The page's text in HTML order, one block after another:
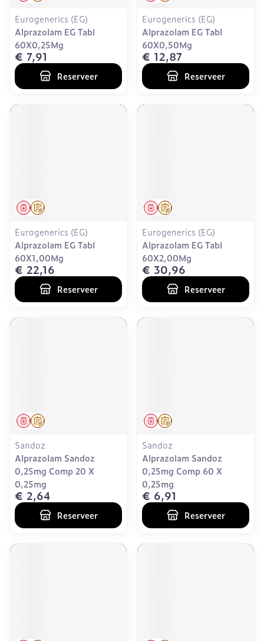
Eurogenerics (EG)
Alprazolam EG Tabl
60X0,25Mg
€ 7,91
Reserveer
Eurogenerics (EG)
Alprazolam EG Tabl
60X0,50Mg
€ 12,87
Reserveer
Op voorschrift
Geneesmiddel
Eurogenerics (EG)
Alprazolam EG Tabl
60X1,00Mg
€ 22,16
Reserveer
Op voorschrift
Geneesmiddel
Eurogenerics (EG)
Alprazolam EG Tabl
60X2,00Mg
€ 30,96
Reserveer
Op voorschrift
Geneesmiddel
Sandoz
Alprazolam Sandoz
0,25mg Comp 20 X
0,25mg
€ 2,64
Reserveer
Op voorschrift
Geneesmiddel
Sandoz
Alprazolam Sandoz
0,25mg Comp 60 X
0,25mg
€ 6,91
Reserveer